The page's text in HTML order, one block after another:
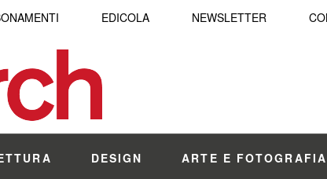
EDICOLA NEWSLETTER
DESIGN ARTE E FOTOGRAFIA